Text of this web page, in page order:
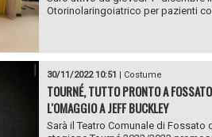
Otorinolaringoiatrico per pazienti
30/11/2022 10:51 | Costume
TOURNÉ, TUTTO PRONTO A
L'OMAGGIO A JEFF BUCKLEY
Sarà il Teatro Comunale di Fossato